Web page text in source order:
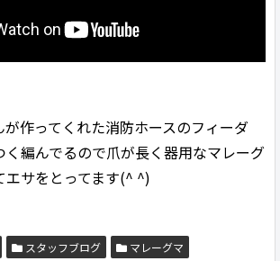
が作ってくれた消防ホースのフィーダ
く編んでるので爪が長く器用なマレーグ
エサをとってます(^ ^)
スタッフブログ マレーグマ